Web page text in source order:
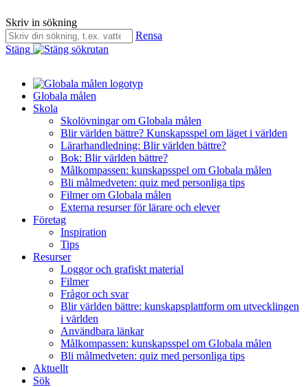
Skriv in sökning
Rensa
Stäng
Globala målen
Skola
Skolövningar om Globala målen
Blir världen bättre? Kunskapsspel om läget i världen
Lärarhandledning: Blir världen bättre?
Bok: Blir världen bättre?
Målkompassen: kunskapsspel om Globala målen
Bli målmedveten: quiz med personliga tips
Filmer om Globala målen
Externa resurser för lärare och elever
Företag
Inspiration
Tips
Resurser
Loggor och grafiskt material
Filmer
Frågor och svar
Blir världen bättre: kunskapsplattform om utvecklingen
i världen
Användbara länkar
Målkompassen: kunskapsspel om Globala målen
Bli målmedveten: quiz med personliga tips
Aktuellt
Sök